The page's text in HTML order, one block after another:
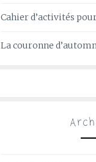
Cahier d’activités
La couronne